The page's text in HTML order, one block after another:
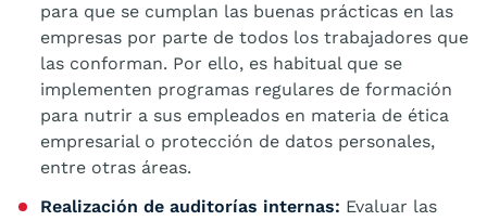
para que se cumplan las buenas prácticas en las
empresas por parte de todos los trabajadores que
las conforman. Por ello, es habitual que se
implementen programas regulares de formación
para nutrir a sus empleados en materia de ética
empresarial o protección de datos personales,
entre otras áreas.
Realización de auditorías internas: Evaluar las